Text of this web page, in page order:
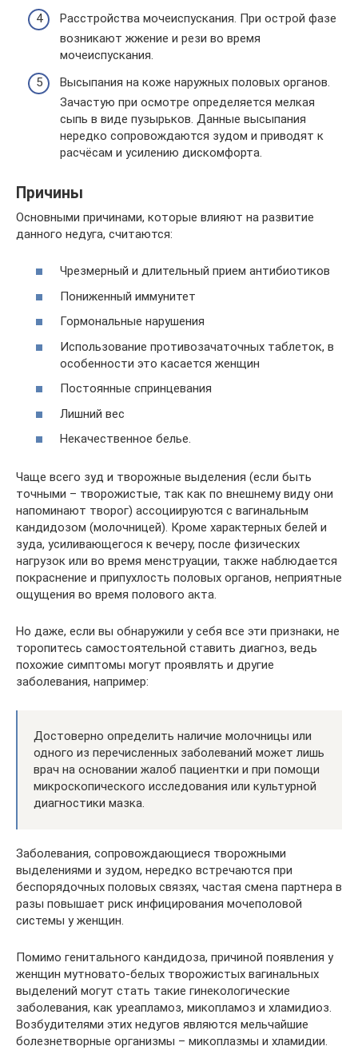
Расстройства мочеиспускания. При острой фазе
возникают жжение и рези во время
мочеиспускания.
Высыпания на коже наружных половых органов.
Зачастую при осмотре определяется мелкая
сыпь в виде пузырьков. Данные высыпания
нередко сопровождаются зудом и приводят к
расчёсам и усилению дискомфорта.
Причины
Основными причинами, которые влияют на развитие
данного недуга, считаются:
Чрезмерный и длительный прием антибиотиков
Пониженный иммунитет
Гормональные нарушения
Использование противозачаточных таблеток, в
особенности это касается женщин
Постоянные спринцевания
Лишний вес
Некачественное белье.
Чаще всего зуд и творожные выделения (если быть
точными – творожистые, так как по внешнему виду они
напоминают творог) ассоциируются с вагинальным
кандидозом (молочницей). Кроме характерных белей и
зуда, усиливающегося к вечеру, после физических
нагрузок или во время менструации, также наблюдается
покраснение и припухлость половых органов, неприятные
ощущения во время полового акта.
Но даже, если вы обнаружили у себя все эти признаки, не
торопитесь самостоятельной ставить диагноз, ведь
похожие симптомы могут проявлять и другие
заболевания, например:
Достоверно определить наличие молочницы или
одного из перечисленных заболеваний может лишь
врач на основании жалоб пациентки и при помощи
микроскопического исследования или культурной
диагностики мазка.
Заболевания, сопровождающиеся творожными
выделениями и зудом, нередко встречаются при
беспорядочных половых связях, частая смена партнера в
разы повышает риск инфицирования мочеполовой
системы у женщин.
Помимо генитального кандидоза, причиной появления у
женщин мутновато-белых творожистых вагинальных
выделений могут стать такие гинекологические
заболевания, как уреапламоз, микопламоз и хламидиоз.
Возбудителями этих недугов являются мельчайшие
болезнетворные организмы – микоплазмы и хламидии.